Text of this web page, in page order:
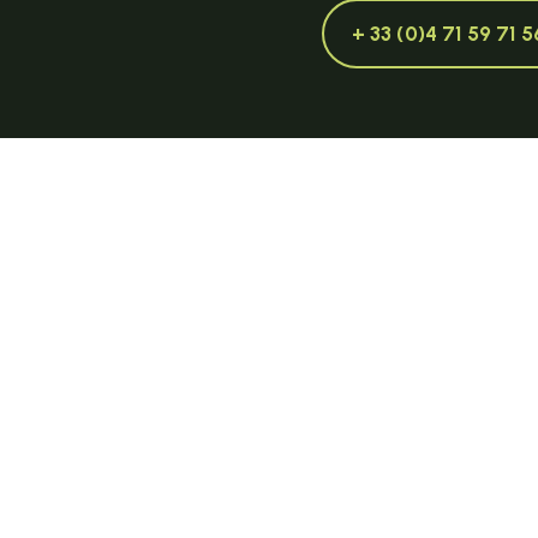
+ 33 (0)4 71 59 71